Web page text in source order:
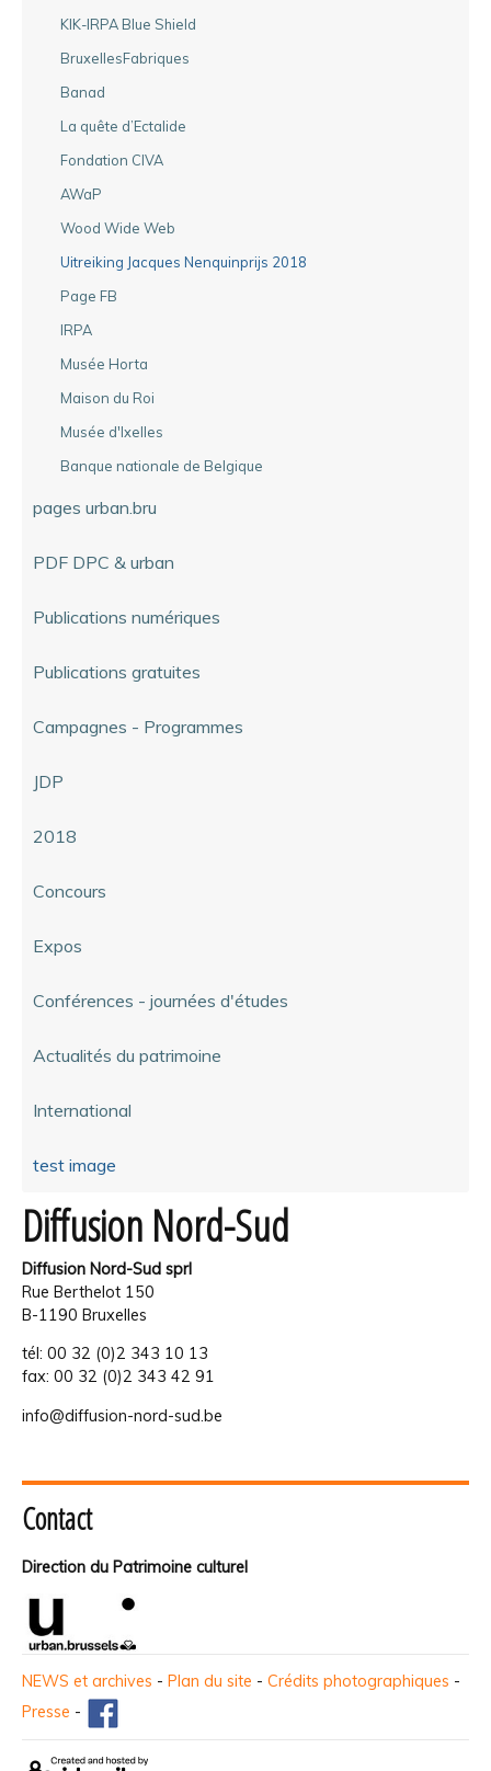
KIK-IRPA Blue Shield
BruxellesFabriques
Banad
La quête d’Ectalide
Fondation CIVA
AWaP
Wood Wide Web
Uitreiking Jacques Nenquinprijs 2018
Page FB
IRPA
Musée Horta
Maison du Roi
Musée d'Ixelles
Banque nationale de Belgique
pages urban.bru
PDF DPC & urban
Publications numériques
Publications gratuites
Campagnes - Programmes
JDP
2018
Concours
Expos
Conférences - journées d'études
Actualités du patrimoine
International
test image
Diffusion Nord-Sud
Diffusion Nord-Sud sprl
Rue Berthelot 150
B-1190 Bruxelles
tél: 00 32 (0)2 343 10 13
fax: 00 32 (0)2 343 42 91
info@diffusion-nord-sud.be
Contact
Direction du Patrimoine culturel
NEWS et archives - Plan du site - Crédits photographiques -
Presse -